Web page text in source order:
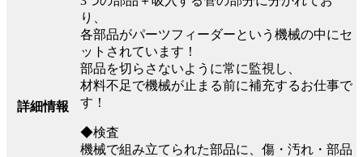
詳細情報
り、
各部品がパーツフィーダーという機械の中にセ
ットされています！
部品を切らさないように常に監視し、
材料不足で機械が止まる前に補充するお仕事で
す！
◆検査
機械で組み立てられた部品に、傷・汚れ・部品